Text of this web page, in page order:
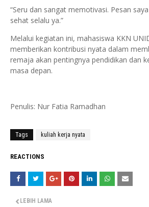
“Seru dan sangat memotivasi. Pesan
sehat selalu ya.”
Melalui kegiatan ini, mahasiswa KKN
memberikan kontribusi nyata dalam
remaja akan pentingnya pendidikan dan
masa depan.
Penulis: Nur Fatia Ramadhan
Tags kuliah kerja nyata
REACTIONS
LEBIH LAMA